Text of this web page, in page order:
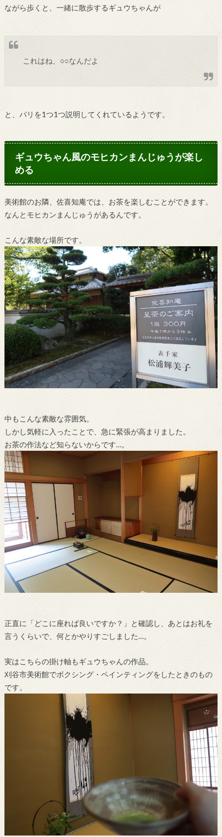
ながら歩くと、一緒に散歩するギュウちゃんが
これはね、○○なんだよ
と、パリを1つ1つ説明してくれているようです。
ギュウちゃん風のモヒカンまんじゅうが楽し
める
美術館のお隣、佐喜知庵では、お茶を楽しむことができます。
なんとモヒカンまんじゅうがあるんです。
こんな素敵な場所です。
中もこんな素敵な雰囲気。
しかし気軽に入ったことで、急に緊張が高まりました。
お茶の作法など知らないからです…。
正直に「どこに座れば良いですか？」と確認し、あとはお礼を
言うくらいで、何とかやりすごしました…。
実はこちらの掛け軸もギュウちゃんの作品。
刈谷市美術館でボクシング・ペインティングをしたときのもの
です。